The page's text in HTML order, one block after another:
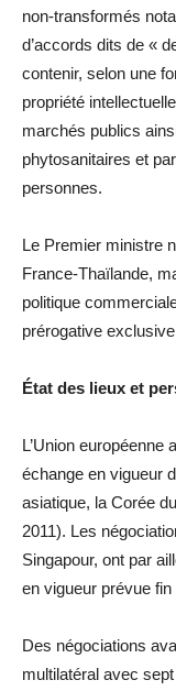
non-transformés
d’accords dits de «
contenir, selon une
propriété
marchés publics
phytosanitaires et
personnes.
Le Premier ministre
France-Thaïlande,
politique
prérogative
État des lieux et
L’Union
échange en vigueur
asiatique, la Corée
2011). Les
Singapour, ont par
en vigueur prévue fin
Des négociations
multilatéral avec